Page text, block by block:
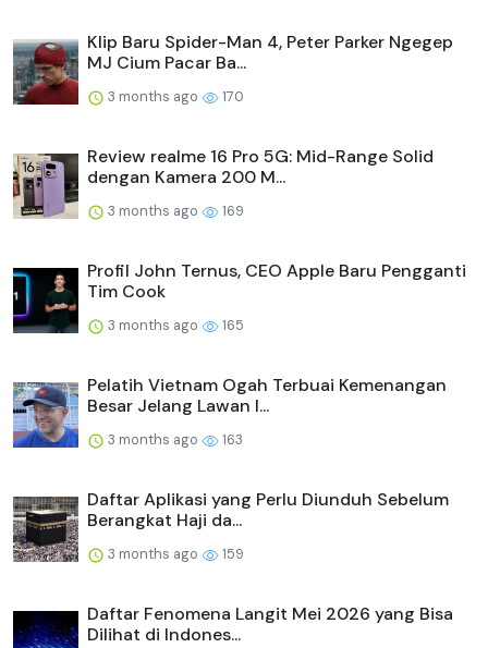
Klip Baru Spider-Man 4, Peter Parker Ngegep
MJ Cium Pacar Ba...
3 months ago 170
Review realme 16 Pro 5G: Mid-Range Solid
dengan Kamera 200 M...
3 months ago 169
Profil John Ternus, CEO Apple Baru Pengganti
Tim Cook
3 months ago 165
Pelatih Vietnam Ogah Terbuai Kemenangan
Besar Jelang Lawan I...
3 months ago 163
Daftar Aplikasi yang Perlu Diunduh Sebelum
Berangkat Haji da...
3 months ago 159
Daftar Fenomena Langit Mei 2026 yang Bisa
Dilihat di Indones...